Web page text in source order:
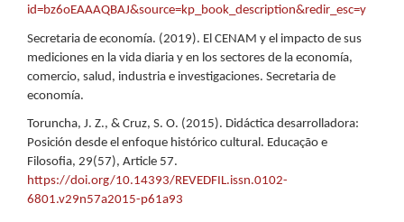
id=bz6oEAAAQBAJ&source=kp_book_description&redir_esc=y
Secretaria de economía. (2019). El CENAM y el impacto de sus
mediciones en la vida diaria y en los sectores de la economía,
comercio, salud, industria e investigaciones. Secretaria de
economía.
Toruncha, J. Z., & Cruz, S. O. (2015). Didáctica desarrolladora:
Posición desde el enfoque histórico cultural. Educação e
Filosofia, 29(57), Article 57.
https://doi.org/10.14393/REVEDFIL.issn.0102-
6801.v29n57a2015-p61a93